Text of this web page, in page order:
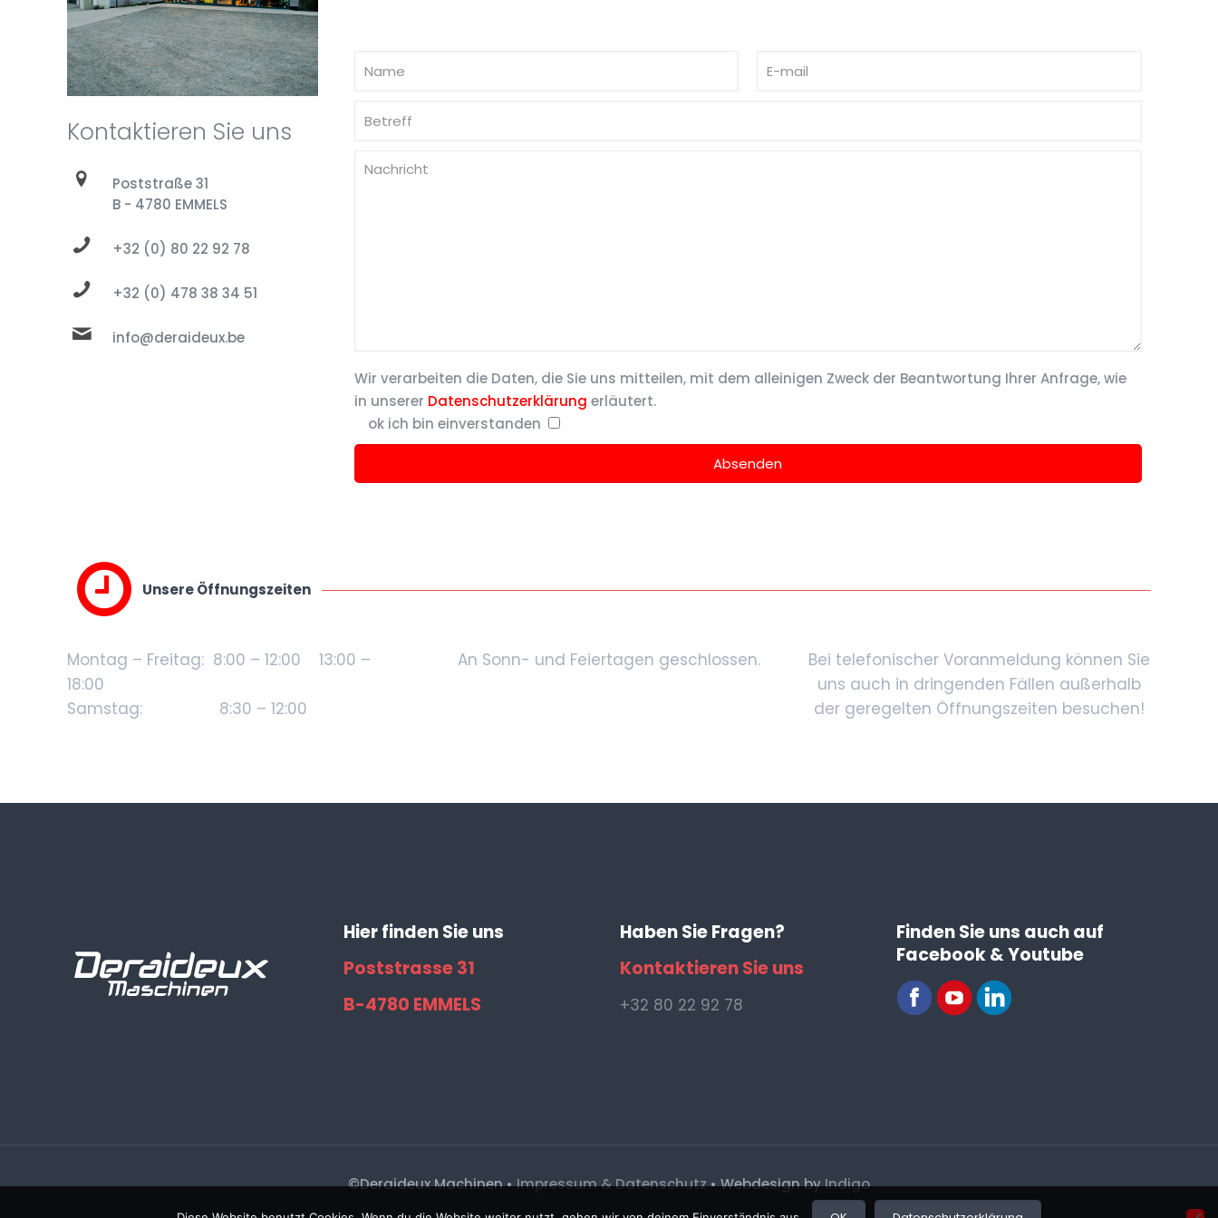
Kontaktieren Sie uns
Poststraße 31
B - 4780 EMMELS
+32 (0) 80 22 92 78
+32 (0) 478 38 34 51
info@deraideux.be
Wir verarbeiten die Daten, die Sie uns mitteilen, mit dem alleinigen Zweck der Beantwortung Ihrer Anfrage, wie
in unserer Datenschutzerklärung erläutert.
ok ich bin einverstanden
Unsere Öffnungszeiten
Montag – Freitag: 8:00 – 12:00 13:00 –
18:00
Samstag: 8:30 – 12:00
An Sonn- und Feiertagen geschlossen.
Bei telefonischer Voranmeldung können Sie
uns auch in dringenden Fällen außerhalb
der geregelten Öffnungszeiten besuchen!
Hier finden Sie uns
Poststrasse 31
B-4780 EMMELS
Haben Sie Fragen?
Kontaktieren Sie uns
+32 80 22 92 78
Finden Sie uns auch auf
Facebook & Youtube
©Deraideux Machinen •Impressum & Datenschutz• Webdesign byIndigo